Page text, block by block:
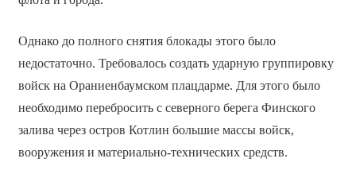
Однако до полного снятия блокады этого было
недостаточно. Требовалось создать ударную группировку
войск на Ораниенбаумском плацдарме. Для этого было
необходимо перебросить с северного берега Финского
залива через остров Котлин большие массы войск,
вооружения и материально-технических средств.